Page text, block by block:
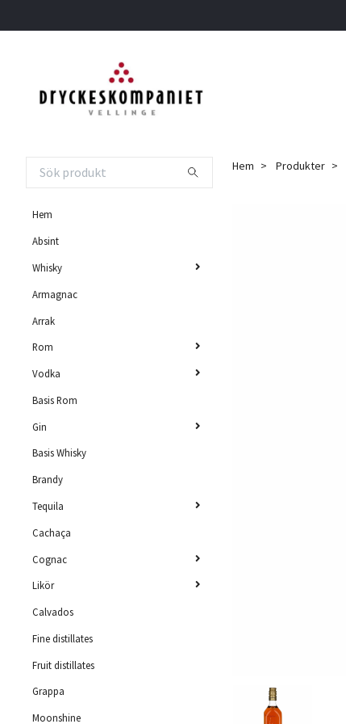
Hem
Absint
Whisky
Armagnac
Arrak
Rom
Vodka
Basis Rom
Gin
Basis Whisky
Brandy
Tequila
Cachaça
Cognac
Likör
Calvados
Fine distillates
Fruit distillates
Grappa
Moonshine
Hem Produkter